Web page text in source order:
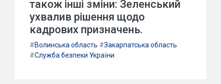
також інші зміни: Зеленський
ухвалив рішення щодо
кадрових призначень.
#Волинська область #Закарпатська область
#Служба безпеки України